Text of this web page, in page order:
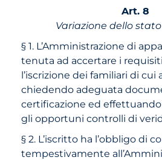
Art. 8
Variazione dello
§ 1. L’Amministrazione di
tenuta ad accertare i
l’iscrizione dei familiari di cui
chiedendo adeguata
certificazione ed
gli opportuni controlli di
§ 2. L’iscritto ha l’obbligo di
tempestivamente